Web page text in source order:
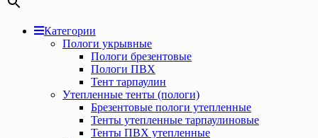
Категории
Пологи укрывные
Пологи брезентовые
Пологи ПВХ
Тент тарпаулин
Утепленные тенты (пологи)
Брезентовые пологи утепленные
Тенты утепленные тарпаулиновые
Тенты ПВХ утепленные